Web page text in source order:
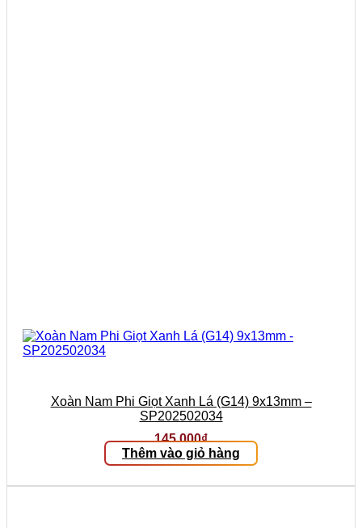
Xoàn Nam Phi Giọt Xanh Lá (G14) 9x13mm –
SP202502034
145.000₫
Thêm vào giỏ hàng